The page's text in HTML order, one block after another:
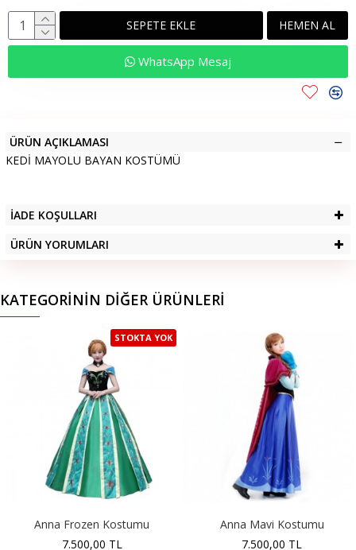
SEPETE EKLE HEMEN AL
WhatsApp Mesaj
ÜRÜN AÇIKLAMASI
KEDİ MAYOLU BAYAN KOSTÜMÜ
İADE KOŞULLARI
ÜRÜN YORUMLARI
KATEGORININ DIĞER ÜRÜNLERI
STOKTA YOK
Anna Frozen Kostumu
7.500,00 TL
Anna Mavi Kostumu
7.500,00 TL